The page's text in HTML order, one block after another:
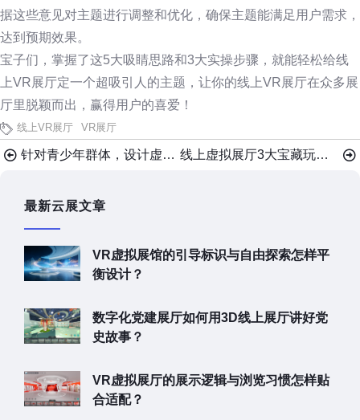
据这些意见对主题进行调整和优化，确保主题能满足用户需求，
达到预期效果。
宝子们，掌握了这5大吸睛思路和3大实操步骤，就能轻松给线
上VR展厅定一个超吸引人的主题，让你的线上VR展厅在众多展
厅里脱颖而出，赢得用户的喜爱！
线上VR展厅 VR展厅
针对青少年群体，设计虚拟展厅有哪些创意点子？ 线上虚拟展厅3大宝藏玩法：观众停留暴涨的真相
最新云展文章
VR虚拟展馆的引导标识与自由探索怎样平
衡设计？
数字化党建展厅如何用3D线上展厅讲好党
史故事？
VR虚拟展厅的展示逻辑与浏览习惯怎样贴
合适配？